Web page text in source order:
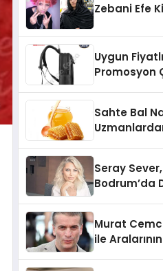
Zebani Efe
Uygun
Promosyon
Sahte Bal
Seray
Bodrum’da
Murat
ile